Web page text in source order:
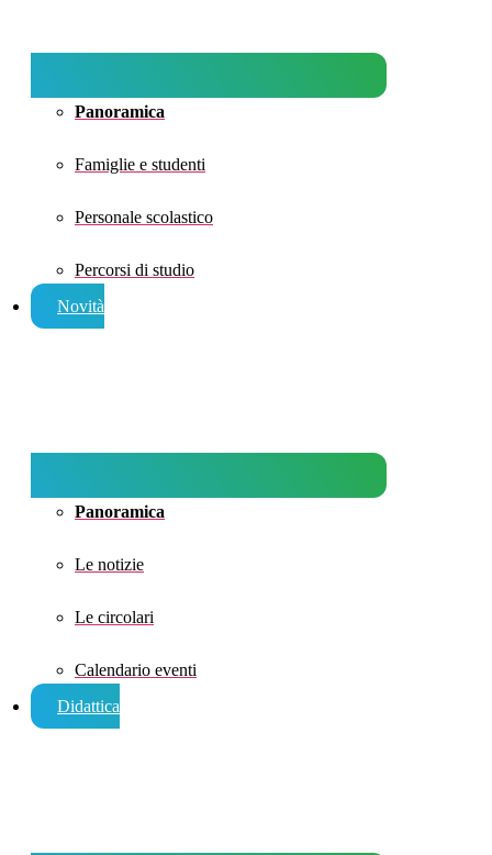
Panoramica
Famiglie e studenti
Personale scolastico
Percorsi di studio
Novità
Panoramica
Le notizie
Le circolari
Calendario eventi
Didattica